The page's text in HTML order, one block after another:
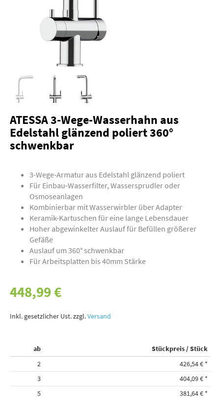
ATESSA 3-Wege-Wasserhahn aus
Edelstahl glänzend poliert 360°
schwenkbar
3-Wege-Armatur aus Edelstahl glänzend poliert
Für Einbau-Wasserfilter, Wassersprudler oder
Osmoseanlagen
Kombinierbar mit Wasserwirbler über Adapter
Keramik-Kartuschen für eine lange Lebensdauer
Hoher abgewinkelter Auslauf für Befüllen größerer
Gefäße
Auslauf um 360° schwenkbar
Für Arbeitsplatten bis 40mm Stärke
448,99 €
Inkl. gesetzlicher Ust. zzgl.Versand
ab
Stückpreis / Stück
2
426,54 € *
3
404,09 € *
5
381,64 € *